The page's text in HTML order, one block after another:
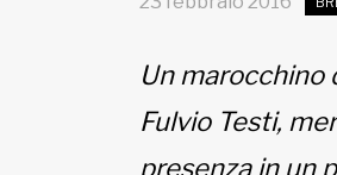
Fondato e diretto da Enzo De
Un marocchino
Fulvio Testi,
presenza in un